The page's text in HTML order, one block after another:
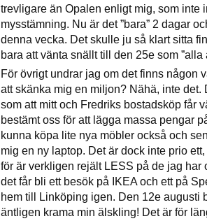
trevligare än Opalen enligt mig, som inte
mysstämning. Nu är det ”bara” 2 dagar
denna vecka. Det skulle ju så klart sitta
bara att vänta snällt till den 25e som ”alla
För övrigt undrar jag om det finns någon
att skänka mig en miljon? Nähä, inte det.
som att mitt och Fredriks bostadsköp får
bestämt oss för att lägga massa pengar
kunna köpa lite nya möbler också och
mig en ny laptop. Det är dock inte prio
för är verkligen rejält LESS på de jag har
det får bli ett besök på IKEA och ett på
hem till Linköping igen. Den 12e augusti
äntligen krama min älskling! Det är för